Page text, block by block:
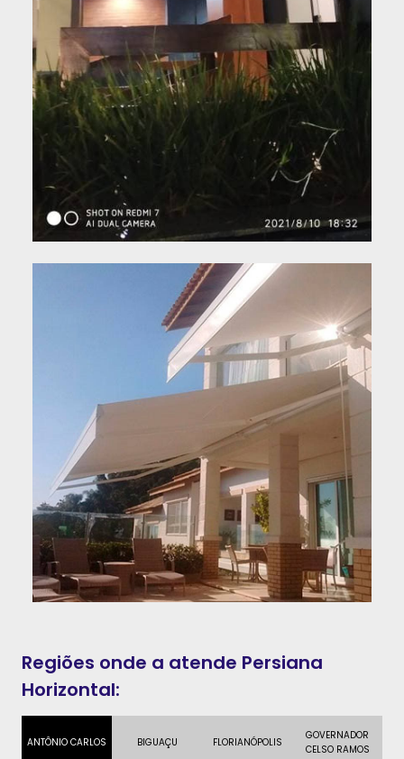
Regiões onde a atende Persiana
Horizontal:
ANTÔNIO CARLOS BIGUAÇU FLORIANÓPOLIS
GOVERNADOR
CELSO RAMOS